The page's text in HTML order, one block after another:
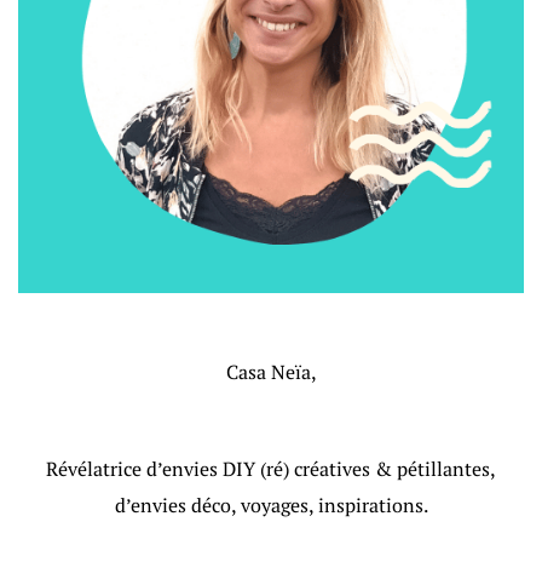
Casa Neïa,
Révélatrice d’envies DIY (ré) créatives & pétillantes,
d’envies déco, voyages, inspirations.